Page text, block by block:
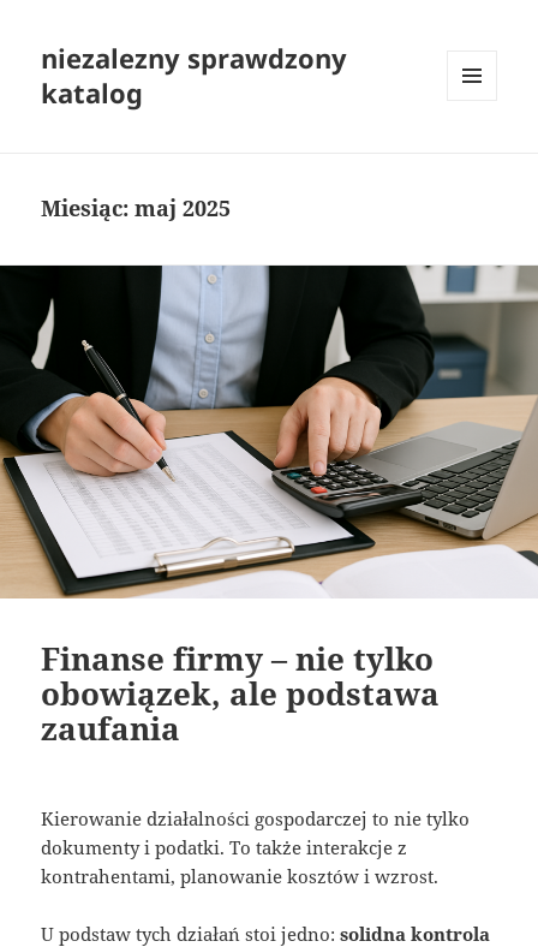
niezalezny sprawdzony
katalog
Miesiąc:maj 2025
Finanse firmy – nie tylko
obowiązek, ale podstawa
zaufania
Kierowanie działalności gospodarczej to nie tylko
dokumenty i podatki. To także interakcje z
kontrahentami, planowanie kosztów i wzrost.
U podstaw tych działań stoi jedno:solidna kontrola